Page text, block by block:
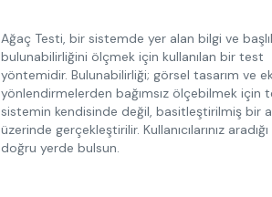
Ağaç Testi, bir sistemde yer alan bilgi ve
bulunabilirliğini ölçmek için kullanılan bir test
yöntemidir. Bulunabilirliği; görsel tasarım ve
yönlendirmelerden bağımsız ölçebilmek için
sistemin kendisinde değil, basitleştirilmiş bir
üzerinde gerçekleştirilir. Kullanıcılarınız
doğru yerde bulsun.